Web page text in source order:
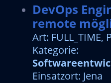
DevOps
remote
Art: FULL_TIME,
Kategorie:
Einsatzort: Jena